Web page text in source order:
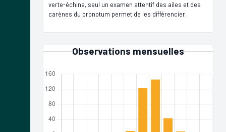
verte-échine, seul un examen attentif des ailes et des
carènes du pronotum permet de les différencier.
Observations mensuelles